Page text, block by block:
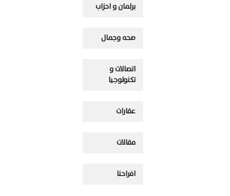
برلمان و احزاب
صحه وجمال
اتصالات و
تكنولوجيا
عقارات
مقالات
افراحنا